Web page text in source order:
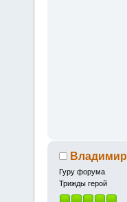
Владимир
Гуру форума
Трижды герой